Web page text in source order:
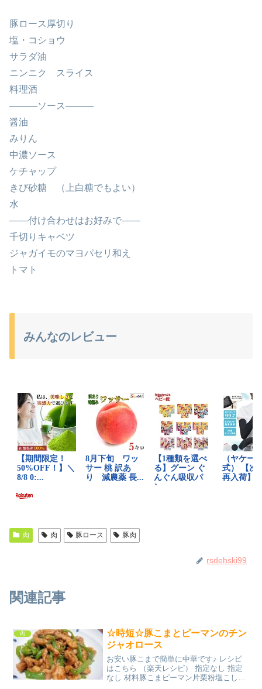
豚ロース厚切り
塩・コショウ
サラダ油
ニンニク スライス
料理酒
―――ソース―――
醤油
みりん
中濃ソース
ケチャップ
きび砂糖 （上白糖でもよい）
水
――付け合わせはお好みで――
千切りキャベツ
ジャガイモのマヨパセリ和え
トマト
みんなのレビュー
肉 肉 豚ロース 豚肉
rsdehski99
関連記事
肉
☆時短☆豚こまとピーマンのチン
ジャオロース
お安い豚こまで簡単に中華です♪ レシピ
はこちら （楽天レシピ） 指定なし 指定
なし 材料豚こまピーマン片栗粉塩こしょ